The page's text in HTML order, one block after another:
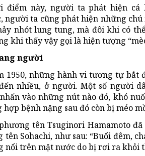
điểm này, người ta phát hiện
người ta cũng phát hiện những
nhót lung tung, mà đôi khi có
khi thấy vậy gọi là hiện tượng
người
1950, những hành vi tương tự bắt
nhiều, ở người. Một số người
vào những nút nào đó, khó
bệnh nặng sau đó còn bị méo
tên Tsuginori Hamamoto
Sohachi, như sau: “Buổi đêm,
nổi trên mặt nước do bị rơi ra khỏi